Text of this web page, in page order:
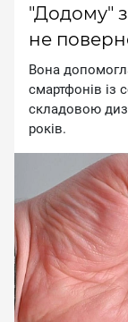
"Додому"
не
Вона
смартфонів із
складовою
років.